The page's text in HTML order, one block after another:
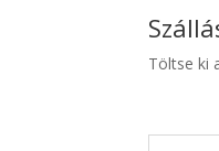
Autóbérlés
Töltse ki